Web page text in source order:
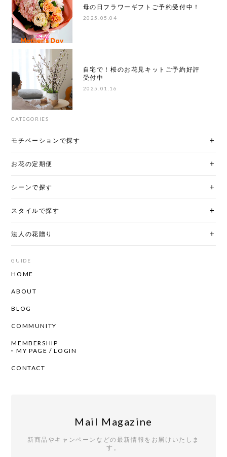
母の日フラワーギフトご予約受付中！
2025.05.04
自宅で！桜のお花見キットご予約好評
受付中
2025.01.16
CATEGORIES
モチベーションで探す
お花の定期便
シーンで探す
スタイルで探す
法人の花贈り
GUIDE
HOME
ABOUT
BLOG
COMMUNITY
MEMBERSHIP
MY PAGE / LOGIN
CONTACT
Mail Magazine
新商品やキャンペーンなどの最新情報をお届けいたしま
す。